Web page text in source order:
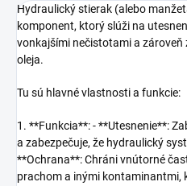
Hydraulický stierak (alebo
komponent, ktorý slúži na
vonkajšími nečistotami a
oleja.
Tu sú hlavné vlastnosti a funkcie:
1. **Funkcia**: - **Utesnenie**:
a zabezpečuje, že hydraulický
**Ochrana**: Chráni vnútorné
prachom a inými kontaminantmi,